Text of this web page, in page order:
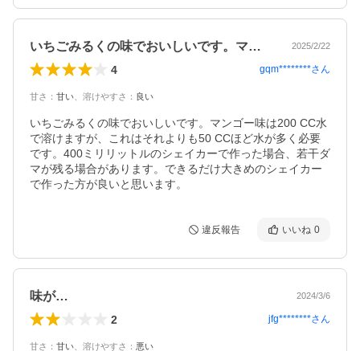
いちごみるくの味でおいしいです。マンゴ… 2025/2/22
4 gqm********さん
甘さ ： 甘い 溶けやすさ ： 良い
いちごみるくの味でおいしいです。マンゴー味は200 CC水
で溶けますが、これはそれよりも50 CCほど水が多く必要
です。400ミリリットルのシェイカーで作った場合、若干ダ
マが残る場合があります。できるだけ大きめのシェイカー
で作った方が良いと思います。
違反報告 いいね 0
味が… 2024/3/6
2 jfg********さん
甘さ ： 甘い 溶けやすさ ： 悪い